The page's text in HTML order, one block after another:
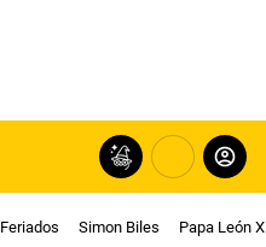
Feriados Simon Biles Papa León